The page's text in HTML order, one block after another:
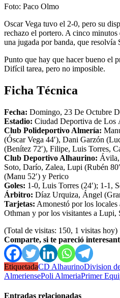
Foto: Paco Olmo
Oscar Vega tuvo el 2-0, pero su
rechazo el portero. A cinco
una jugada por banda, que resolvía
Punto que hay que hacer bueno el
Difícil tarea, pero no imposible.
Ficha Técnica
Fecha: Domingo, 23 De Octubre
Estadio: Ciudad Deportiva de Los
Club Polideportivo Almería:
(Óscar Vega 44′), Dani Garzón
(Benítez 72′), Filipe, Luis Torres,
Club Deportivo Alhaurino: Ávila,
Soto, Darío, Zalea, Lupi (Rubén
(Manu 52′) y Perico
Goles: 1-0, Luis Torres (24′); 1-1,
Árbitro: Díaz Urquiza, Ángel
Tarjetas: Amonestó por los
Othman y por los visitantes a Lupi,
(Total de visitas: 150, 1 visitas hoy)
Comparte, si te pareció
EtiquetadaCD AlhaurinoDivision
AlmeriensePoli AlmeriaPrimer
Entradas relacionadas